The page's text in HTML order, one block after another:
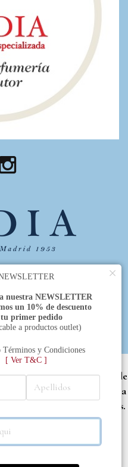
primera perfumería
el premio otorgado
a la mejor perfumería
de Privacidad
y de terceros (Google
una mejor experiencia
a sus necesidades.
Aceptar
×
nuestra NEWSLETTER
un 10% de descuento
primer pedido
a productos outlet)
y Condiciones
[ Ver T&C ]